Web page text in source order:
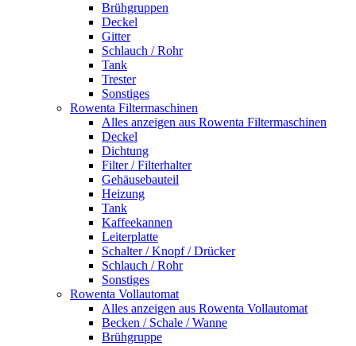
Brühgruppen
Deckel
Gitter
Schlauch / Rohr
Tank
Trester
Sonstiges
Rowenta Filtermaschinen
Alles anzeigen aus Rowenta Filtermaschinen
Deckel
Dichtung
Filter / Filterhalter
Gehäusebauteil
Heizung
Tank
Kaffeekannen
Leiterplatte
Schalter / Knopf / Drücker
Schlauch / Rohr
Sonstiges
Rowenta Vollautomat
Alles anzeigen aus Rowenta Vollautomat
Becken / Schale / Wanne
Brühgruppe